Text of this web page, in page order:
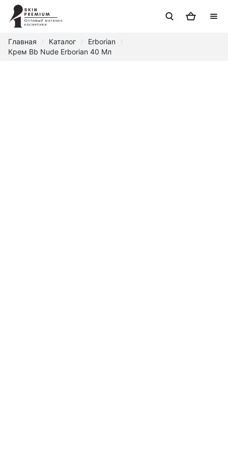
Главная / Каталог / Erborian /
Крем Bb Nude Erborian 40 Мл